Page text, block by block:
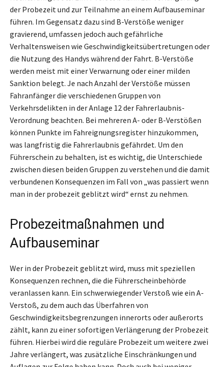
der Probezeit und zur Teilnahme an einem Aufbauseminar
führen. Im Gegensatz dazu sind B-Verstöße weniger
gravierend, umfassen jedoch auch gefährliche
Verhaltensweisen wie Geschwindigkeitsübertretungen oder
die Nutzung des Handys während der Fahrt. B-Verstöße
werden meist mit einer Verwarnung oder einer milden
Sanktion belegt. Je nach Anzahl der Verstöße müssen
Fahranfänger die verschiedenen Gruppen von
Verkehrsdelikten in der Anlage 12 der Fahrerlaubnis-
Verordnung beachten. Bei mehreren A- oder B-Verstößen
können Punkte im Fahreignungsregister hinzukommen,
was langfristig die Fahrerlaubnis gefährdet. Um den
Führerschein zu behalten, ist es wichtig, die Unterschiede
zwischen diesen beiden Gruppen zu verstehen und die damit
verbundenen Konsequenzen im Fall von „was passiert wenn
man in der probezeit geblitzt wird“ ernst zu nehmen.
Probezeitmaßnahmen und
Aufbauseminar
Wer in der Probezeit geblitzt wird, muss mit speziellen
Konsequenzen rechnen, die die Führerscheinbehörde
veranlassen kann. Ein schwerwiegender Verstoß wie ein A-
Verstoß, zu dem auch das Überfahren von
Geschwindigkeitsbegrenzungen innerorts oder außerorts
zählt, kann zu einer sofortigen Verlängerung der Probezeit
führen. Hierbei wird die reguläre Probezeit um weitere zwei
Jahre verlängert, was zusätzliche Einschränkungen und